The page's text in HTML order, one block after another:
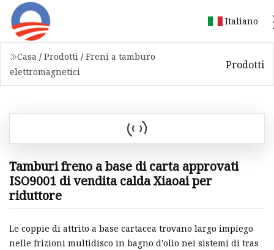
Italiano
Casa / Prodotti / Freni a tamburo
elettromagnetici
Prodotti
Tamburi freno a base di carta approvati
ISO9001 di vendita calda Xiaoai per
riduttore
Le coppie di attrito a base cartacea trovano largo impiego
nelle frizioni multidisco in bagno d'olio nei sistemi di tras